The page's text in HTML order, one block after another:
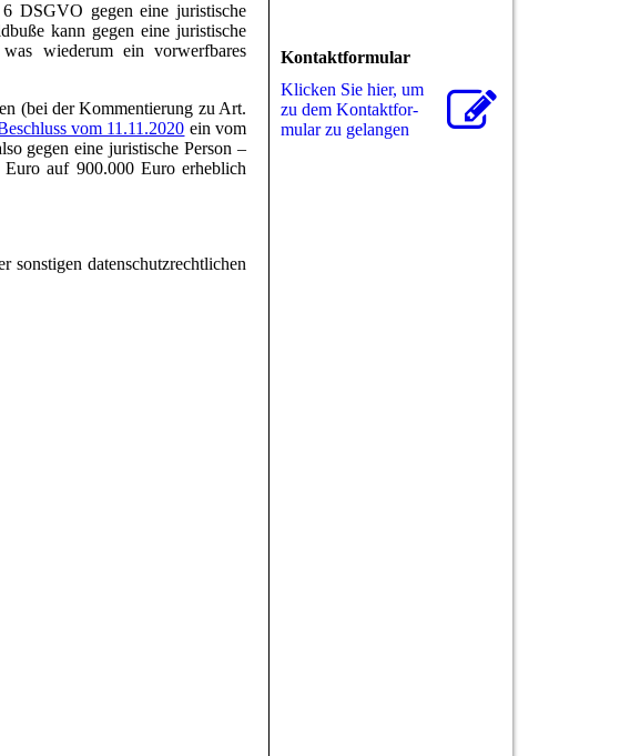
DSGVO gegen eine juristische
kann gegen eine juristische
wiederum ein vorwerfbares
(bei der Kommentierung zu Art.
vom 11.11.2020 ein vom
gegen eine juristische Person –
auf 900.000 Euro erheblich
sonstigen datenschutzrechtlichen
Kontaktformular
Klicken Sie hier, um
zu dem Kon­takt­for­
mu­lar zu gelangen